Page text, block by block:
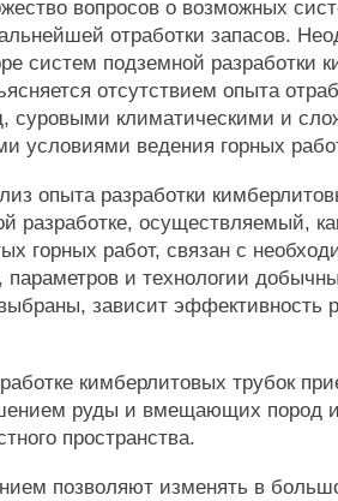
вопросов о возможных
отработки запасов.
систем подземной разработки
отсутствием опыта
суровыми климатическими и
условиями ведения горных
опыта разработки
разработке, осуществляемый,
горных работ, связан с
параметров и технологии
зависит эффективность
кимберлитовых трубок
руды и вмещающих пород
пространства.
позволяют изменять в